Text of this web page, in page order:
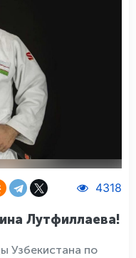
4318
Лутфиллаева!
Узбекистана по